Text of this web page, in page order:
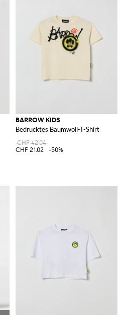
BARROW KIDS
Bedrucktes Baumwoll-T-Shirt
CHF 42.04
CHF 21.02
-50%